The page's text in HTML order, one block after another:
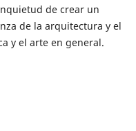
de crear un
de la arquitectura y el
y el arte en general.